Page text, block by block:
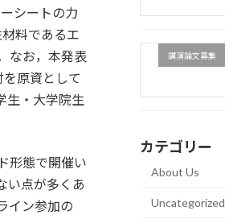
シートの力
料であるエ
なお，本発表
原資として
生・大学院生
形態で開催い
い点が多くあ
イン参加の
講演論文募集
カテゴリー
About Us
Uncategorized